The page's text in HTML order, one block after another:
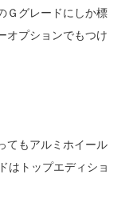
Ｇグレードにしか標
オプションでもつけ
てもアルミホイール
はトップエディショ